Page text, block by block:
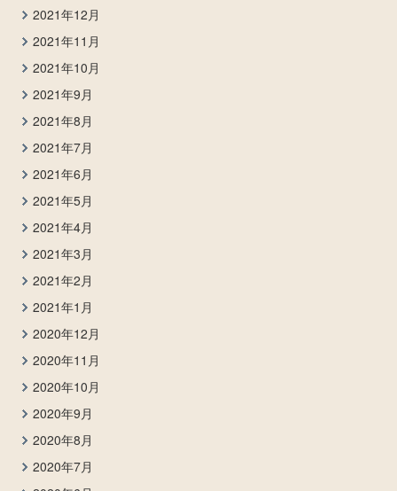
2021年12月
2021年11月
2021年10月
2021年9月
2021年8月
2021年7月
2021年6月
2021年5月
2021年4月
2021年3月
2021年2月
2021年1月
2020年12月
2020年11月
2020年10月
2020年9月
2020年8月
2020年7月